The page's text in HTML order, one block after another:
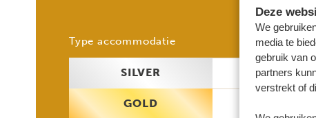
Deze
We
media te
gebruik van
partners
verstrekt of
Type accommodatie 2
SILVER €
GOLD